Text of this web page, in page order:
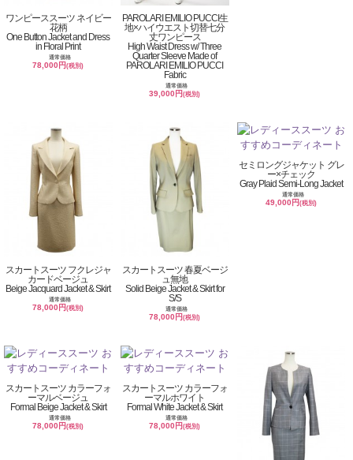
ワンピーススーツ ネイビー
花柄
One Button Jacket and Dress
in Floral Print
通常価格
78,000円(税別)
PAROLARI EMILIO PUCCI生
地×ハイウエスト切替七分
丈ワンピース
High Waist Dress w/ Three
Quarter Sleeve Made of
PAROLARI EMILIO PUCCI
Fabric
通常価格
39,000円(税別)
スカートスーツ フクレジャ
カードベージュ
Beige Jacquard Jacket & Skirt
通常価格
78,000円(税別)
スカートスーツ 春夏ベージ
ュ無地
Solid Beige Jacket & Skirt for
S/S
通常価格
78,000円(税別)
セミロングジャケット グレ
ー×チェック
Gray Plaid Semi-Long Jacket
通常価格
49,000円(税別)
スカートスーツ カラーフォ
ーマルベージュ
Formal Beige Jacket & Skirt
通常価格
78,000円(税別)
スカートスーツ カラーフォ
ーマルホワイト
Formal White Jacket & Skirt
通常価格
78,000円(税別)